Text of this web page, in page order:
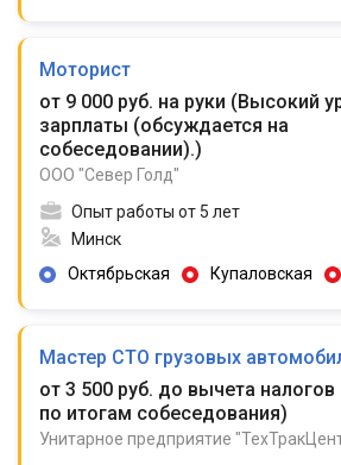
Моторист
от 9 000 руб. на руки (Высокий
зарплаты (обсуждается на
собеседовании).)
ООО "Север Голд"
Опыт работы от 5 лет
Минск
Октябрьская
Купаловская
Мастер СТО грузовых
от 3 500 руб. до вычета налогов
по итогам собеседования)
Унитарное предприятие